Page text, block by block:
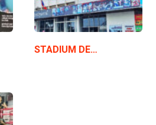
STADIUM DE…